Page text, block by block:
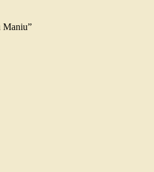
Maniu”